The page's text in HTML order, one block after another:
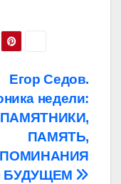
Егор Седов.
недели:
ПАМЯТНИКИ,
ПАМЯТЬ,
БУДУЩЕМ